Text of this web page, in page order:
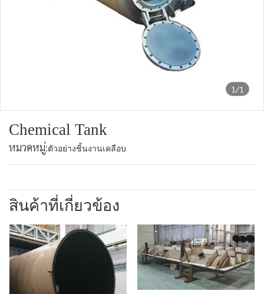
1/1
Chemical Tank
หมวดหมู่:ตัวอย่างชิ้นงานเคลือบ
สินค้าที่เกี่ยวข้อง